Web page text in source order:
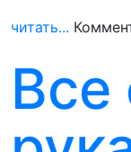
читать...
Все